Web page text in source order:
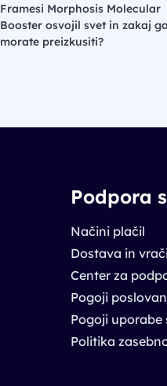
Framesi Morphosis Molecular
Booster osvojil svet in zakaj ga
morate preizkusiti?
Podpora
Načini plačil
Dostava in
Center za
Pogoji uporabe
Politika